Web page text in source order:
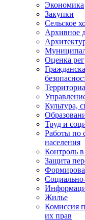
Экономика
Закупки
Сельское
Архивное
Оценка
Культура,
Труд и
Работы по
населения
Контроль
Защита
Жилье
Комиссия
их прав